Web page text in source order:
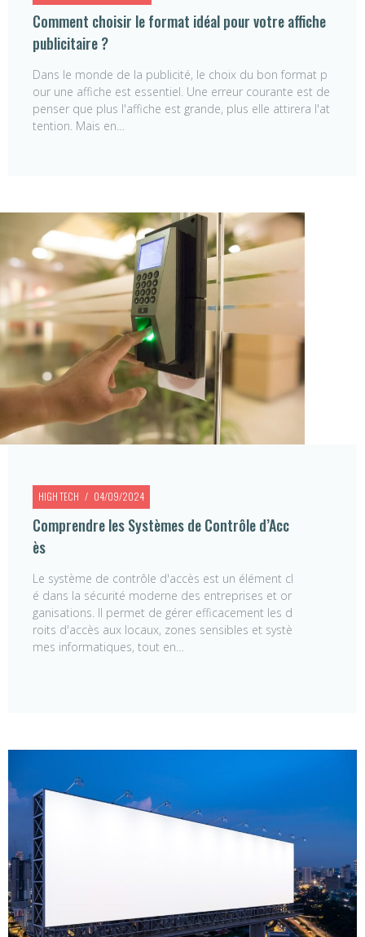
Comment choisir le format idéal pour votre affiche
publicitaire ?
Dans le monde de la publicité, le choix du bon format p
our une affiche est essentiel. Une erreur courante est de
penser que plus l'affiche est grande, plus elle attirera l'at
tention. Mais en…
HIGH TECH 04/09/2024
Comprendre les Systèmes de Contrôle d’Acc
ès
Le système de contrôle d'accès est un élément cl
é dans la sécurité moderne des entreprises et or
ganisations. Il permet de gérer efficacement les d
roits d'accès aux locaux, zones sensibles et systè
mes informatiques, tout en…